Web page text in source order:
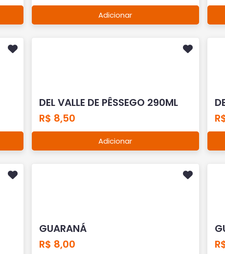
Adicionar
DEL VALLE DE PÊSSEGO 290ML
R$ 8,50
Adicionar
GUARANÁ
R$ 8,00